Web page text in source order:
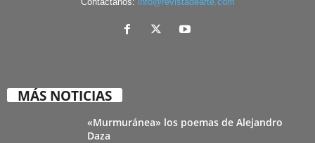
MÁS NOTICIAS
«Murmuránea» los poemas de Alejandro
Daza